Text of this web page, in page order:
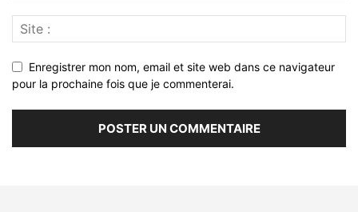
Enregistrer mon nom, email et site web dans ce navigateur
pour la prochaine fois que je commenterai.